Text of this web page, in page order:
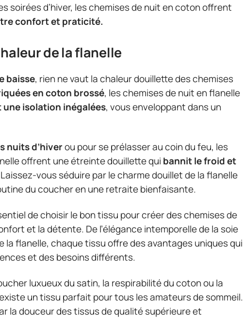
soirées d’hiver, les chemises de nuit en coton offrent
confort et praticité.
de la flanelle
baisse, rien ne vaut la chaleur douillette des chemises
en coton brossé, les chemises de nuit en flanelle
isolation inégalées, vous enveloppant dans un
nuits d’hiverou pour se prélasser au coin du feu, les
offrent une étreinte douillette qui bannit le froid et
Laissez-vous séduire par le charme douillet de la flanelle
du coucher en une retraite bienfaisante.
de choisir le bon tissu pour créer des chemises de
et la détente. De l’élégance intemporelle de la soie
la flanelle, chaque tissu offre des avantages uniques qui
et des besoins différents.
luxueux du satin, la respirabilité du coton ou la
un tissu parfait pour tous les amateurs de sommeil.
la douceur des tissus de qualité supérieure et